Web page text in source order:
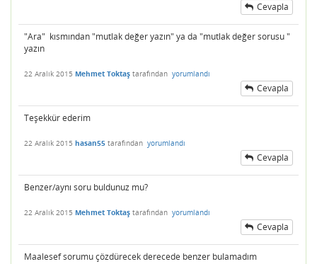
Cevapla
"Ara" kısmından "mutlak değer yazın" ya da "mutlak değer sorusu "
yazın
22 Aralık 2015 Mehmet Toktaş tarafından yorumlandı
Cevapla
Teşekkür ederim
22 Aralık 2015 hasan55 tarafından yorumlandı
Cevapla
Benzer/aynı soru buldunuz mu?
22 Aralık 2015 Mehmet Toktaş tarafından yorumlandı
Cevapla
Maalesef sorumu çözdürecek derecede benzer bulamadım